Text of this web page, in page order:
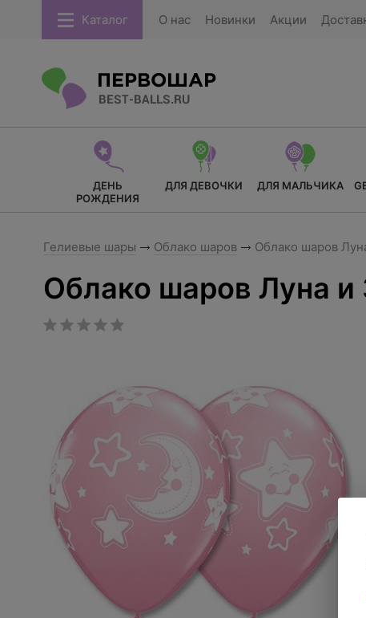
Каталог О нас Новинки Акции
ДЕНЬ
РОЖДЕНИЯ
ДЛЯ ДЕВОЧКИ ДЛЯ МАЛЬЧИКА
Гелиевые шары Облако шаров Облако шаров
Облако шаров Луна